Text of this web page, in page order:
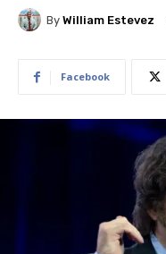
By William Estevez
Facebook